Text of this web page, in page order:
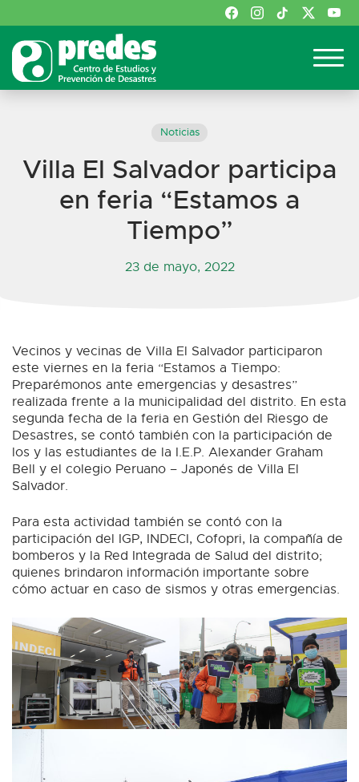
Noticias
Villa El Salvador participa
en feria “Estamos a
Tiempo”
23 de mayo, 2022
Vecinos y vecinas de Villa El Salvador participaron
este viernes en la feria “Estamos a Tiempo:
Preparémonos ante emergencias y desastres”
realizada frente a la municipalidad del distrito. En esta
segunda fecha de la feria en Gestión del Riesgo de
Desastres, se contó también con la participación de
los y las estudiantes de la I.E.P. Alexander Graham
Bell y el colegio Peruano – Japonés de Villa El
Salvador.
Para esta actividad también se contó con la
participación del IGP, INDECI, Cofopri, la compañía de
bomberos y la Red Integrada de Salud del distrito;
quienes brindaron información importante sobre
cómo actuar en caso de sismos y otras emergencias.